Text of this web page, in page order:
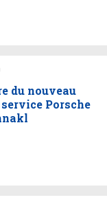
du nouveau
Porsche